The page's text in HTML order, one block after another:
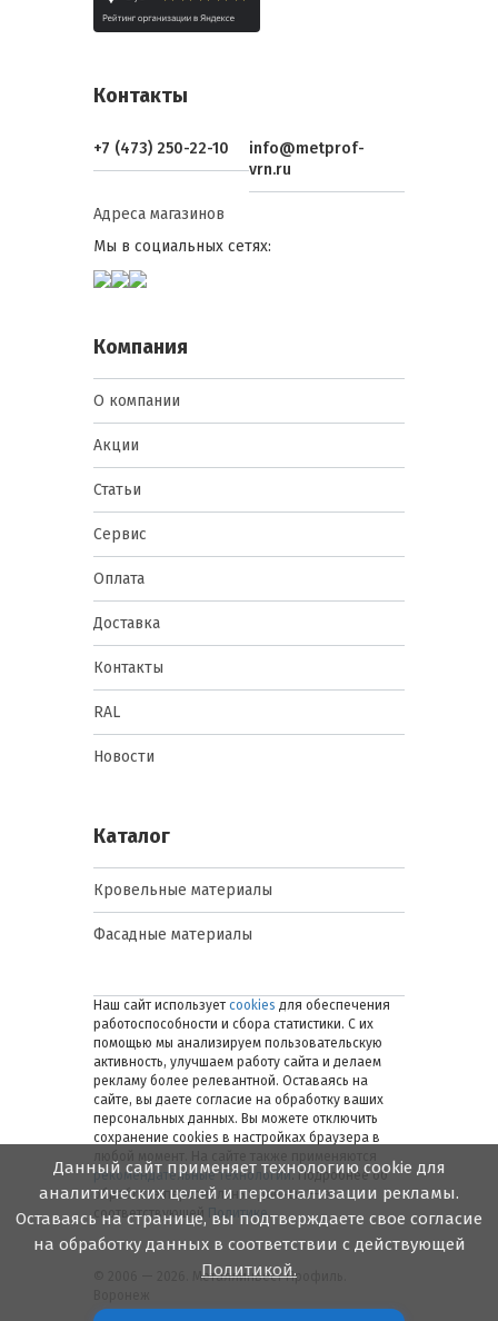
Контакты
+7 (473) 250-22-10
info@metprof-
vrn.ru
Адреса магазинов
Мы в социальных сетях:
Компания
О компании
Акции
Статьи
Сервис
Оплата
Доставка
Контакты
RAL
Новости
Каталог
Кровельные материалы
Фасадные материалы
Наш сайт использует cookies для обеспечения
работоспособности и сбора статистики. С их
помощью мы анализируем пользовательскую
активность, улучшаем работу сайта и делаем
рекламу более релевантной. Оставаясь на
сайте, вы даете согласие на обработку ваших
персональных данных. Вы можете отключить
сохранение cookies в настройках браузера в
рекомендательные технологии. Подробнее об
обработке персональных данных — в
соответствующей
Политике.
© 2006 — 2026. Металлинвест Профиль.
Данный сайт применяет технологию cookie для
аналитических целей и персонализации рекламы.
Оставаясь на странице, вы подтверждаете свое согласие
на обработку данных в соответствии с действующей
Политикой.